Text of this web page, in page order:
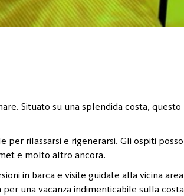
Situato su una splendida costa,
per rilassarsi e rigenerarsi. Gli ospiti
e molto altro ancora.
in barca e visite guidate alla vicina
una vacanza indimenticabile sulla